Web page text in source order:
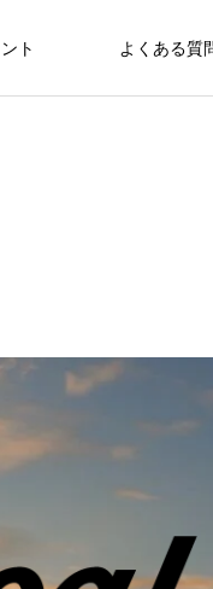
ト よくある質
の風とデニム文化